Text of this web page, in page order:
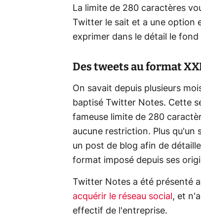
La limite de 280 caractères
Twitter le sait et a une option
exprimer dans le détail le
Des tweets au format
On savait depuis plusieurs
baptisé Twitter Notes. Cette
fameuse limite de 280
aucune restriction. Plus qu'un
un post de blog afin de
format imposé depuis ses
Twitter Notes a été présenté
acquérir le réseau social , et
effectif de l'entreprise.